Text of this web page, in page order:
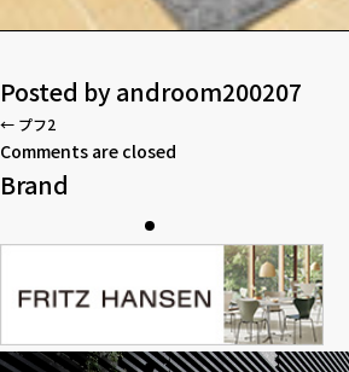
Posted byandroom200207
← プフ2
Comments are closed
Brand